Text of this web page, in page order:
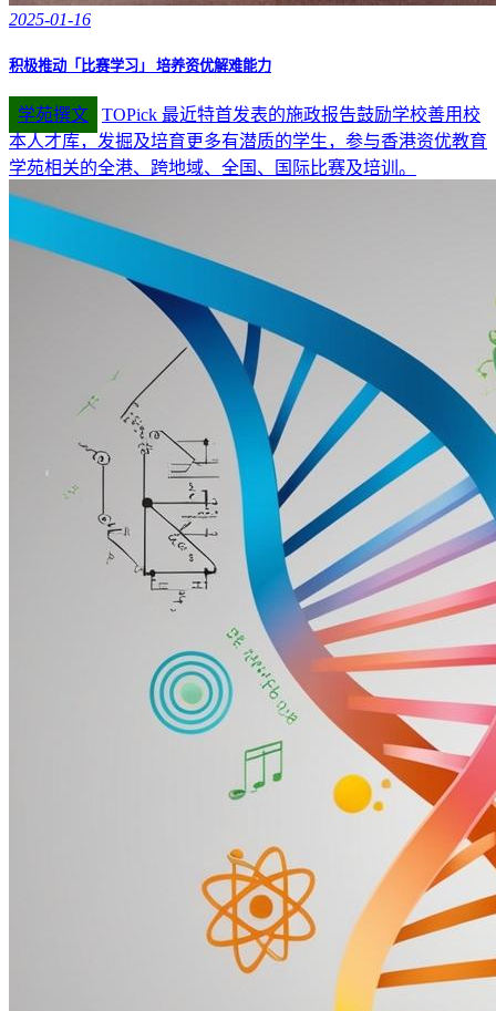
2025-01-16
积极推动「比赛学习」 培养资优解难能力
学苑撰文
TOPick 最近特首发表的施政报告鼓励学校善用校
本人才库，发掘及培育更多有潜质的学生，参与香港资优教育
学苑相关的全港、跨地域、全国、国际比赛及培训。